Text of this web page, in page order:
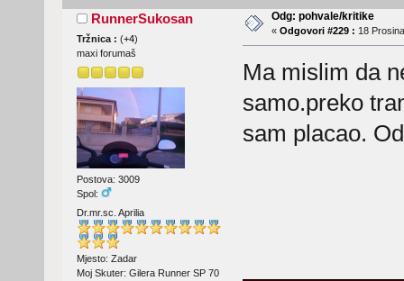
RunnerSukosan
Tržnica : (+4)
maxi forumaš
Postova: 3009
Spol:
Dr.mr.sc. Aprilia
Mjesto: Zadar
Moj Skuter: Gilera Runner SP 70
Odg: pohvale/kritike
« Odgovori #229 : 18
Ma mislim da
samo.preko
sam placao.